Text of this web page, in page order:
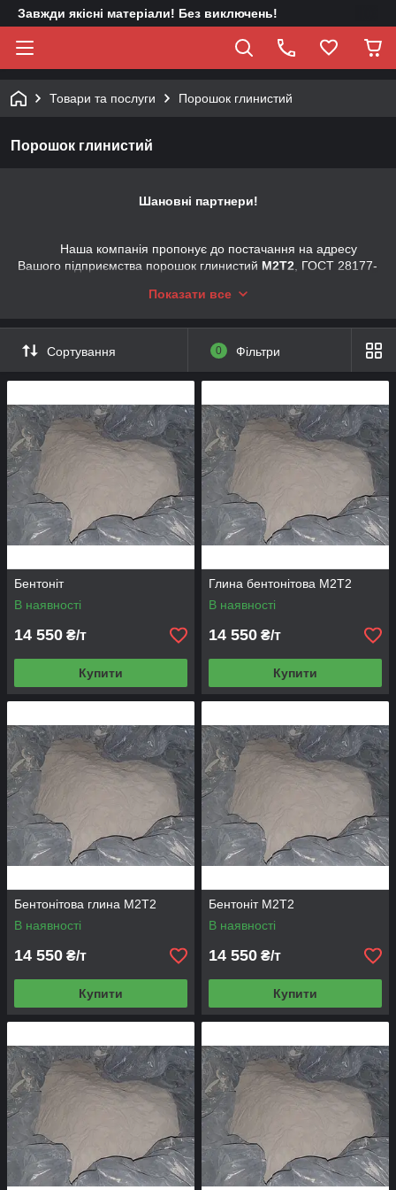
Завжди якісні матеріали! Без виключень!
Товари та послуги Порошок глинистий
Порошок глинистий
Шановні партнери!
Наша компанія пропонує до постачання на адресу
Вашого підприємства порошок глинистий М2Т2 , ГОСТ 28177-
Наименованне
1.
Масова частка
68,85
2.
Масова частка
TiO, %
1,08
Масова частка
Al2O3, %
Fe2O3, %
Масова частка
CaO, %
K2O + Nа O, %
1,71
7.
Масова частка
SO3, %
0,13
Масова частка
MgO, %
9. ВПП, % 6,38
вологи, %
монтморилоніту, %
12.
Межа міцності при
стисканні, кг/см 2
11,0 – 13,0
Межа міцності при
розриві, кг/см
2
14.
Водопоглинання,
5,0
Показати все
Сортування 0 Фільтри
Бентоніт
В наявності
14 550 ₴/т
Купити
Глина бентонітова М2Т2
В наявності
14 550 ₴/т
Купити
Бентонітова глина М2Т2
В наявності
14 550 ₴/т
Купити
Бентоніт М2Т2
В наявності
14 550 ₴/т
Купити